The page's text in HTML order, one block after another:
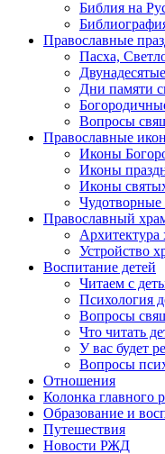
Библия на
Православные
Пасха,
Дни памяти
Вопросы
Православные
Иконы
Иконы
Иконы
Православный
Архитектура
Устройство
Воспитание детей
Читаем с
Психология
Вопросы
Что читать
У вас будет
Вопросы
Отношения
Колонка главного
Образование и
Путешествия
Новости РЖД